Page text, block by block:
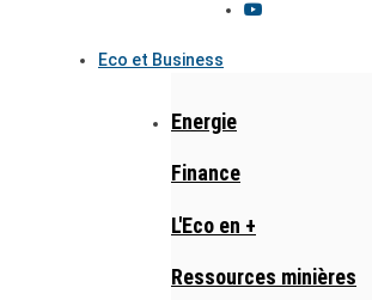
Eco et Business
Energie
Finance
L'Eco en +
Ressources minières